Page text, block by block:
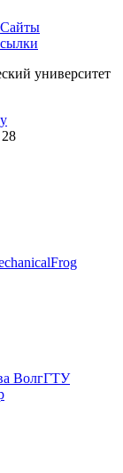
Сайты
университет
ВолгГТУ